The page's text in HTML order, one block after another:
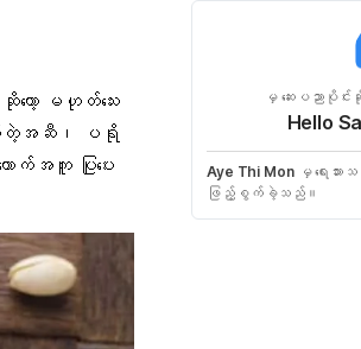
ော့ မဟုတ်သေး
တ်တဲ့အဆီ ၊ ပရို
က်အကူ ပြုပေး
မှ ဆေးပညာပိုင်
Hello
Aye Thi Monမှ ရေးသား
ဖြည့်စွက်ခဲ့သည်။